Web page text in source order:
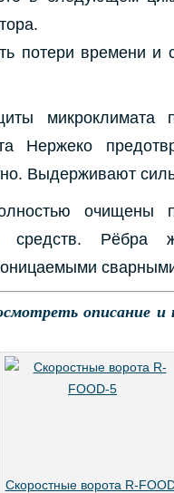
потери времени и
микроклимата
Нержеко
Выдерживают
очищены
средств. Рёбра
описание и
Скоростные ворота R-